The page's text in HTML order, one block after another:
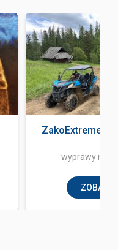
ZakoExtreme
wyprawy na
ZOBACZ